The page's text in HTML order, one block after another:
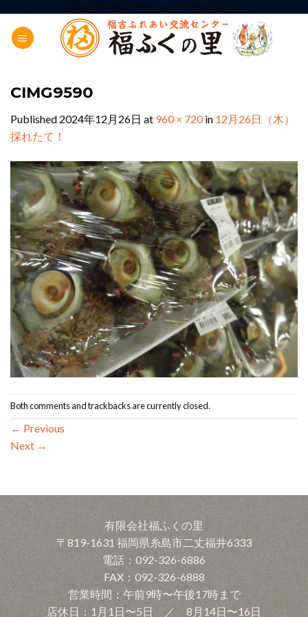
content
ADD ANYTHING HERE OR JUST REMOVE IT...
CIMG9590
Published 2024年12月26日 at 960 × 720in 12月26日（木）
採れたて！
Both comments and trackbacks are currently closed.
← Previous
Next →
有限会社福ふくの里
〒819-1631 福岡県糸島市二丈福井6333
電話：092-326-6886
FAX：092-326-6888
営業時間：午前9時〜午後17時まで
店休日：1月1日〜5日 ／ 8月14日〜16日